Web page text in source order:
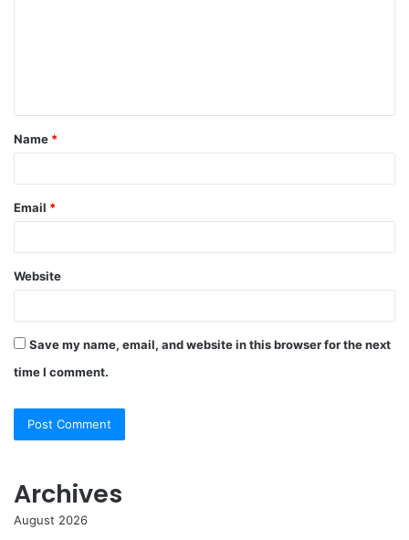
t
*
Name *
Email *
Website
Save my name, email, and website in this browser for the next
time I comment.
Archives
August 2026